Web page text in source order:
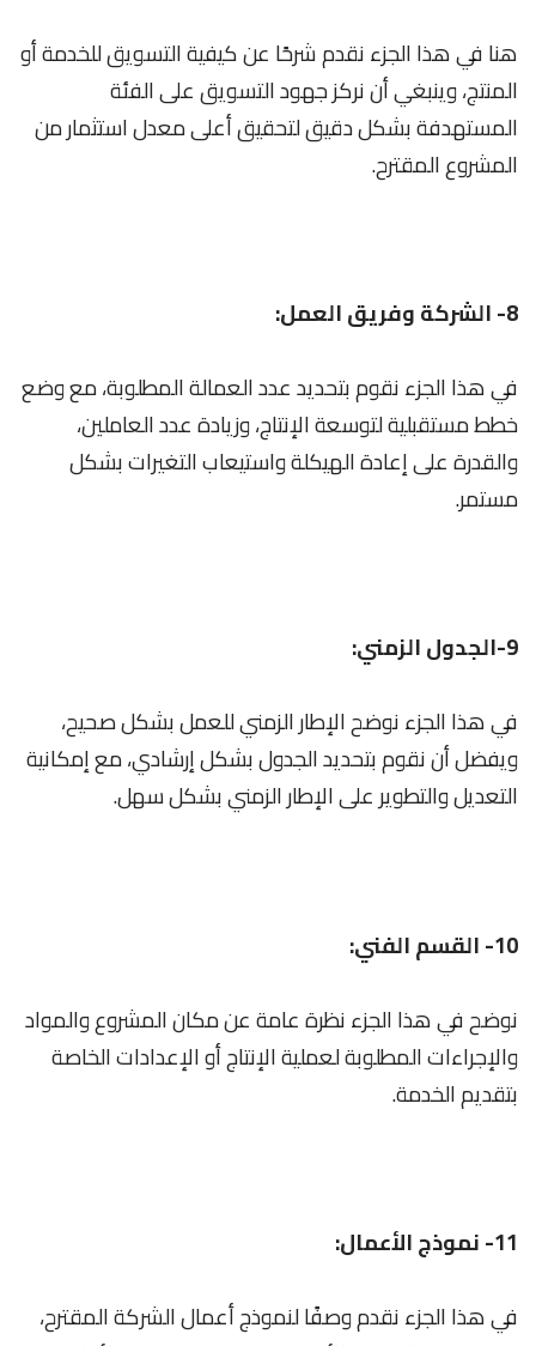
هنا في هذا الجزء نقدم شرحًا عن كيفية التسويق للخدمة أو
المنتج، وينبغي أن نركز جهود التسويق على الفئة
المستهدفة بشكل دقيق لتحقيق أعلى معدل استثمار من
المشروع المقترح.
8- الشركة وفريق العمل:
في هذا الجزء نقوم بتحديد عدد العمالة المطلوبة، مع وضع
خطط مستقبلية لتوسعة الإنتاج، وزيادة عدد العاملين،
والقدرة على إعادة الهيكلة واستيعاب التغيرات بشكل
مستمر.
9-الجدول الزمني:
في هذا الجزء نوضح الإطار الزمني للعمل بشكل صحيح،
ويفضل أن نقوم بتحديد الجدول بشكل إرشادي، مع إمكانية
التعديل والتطوير على الإطار الزمني بشكل سهل.
10- القسم الفني:
نوضح في هذا الجزء نظرة عامة عن مكان المشروع والمواد
والإجراءات المطلوبة لعملية الإنتاج أو الإعدادات الخاصة
بتقديم الخدمة.
11- نموذج الأعمال:
في هذا الجزء نقدم وصفًا لنموذج أعمال الشركة المقترح،